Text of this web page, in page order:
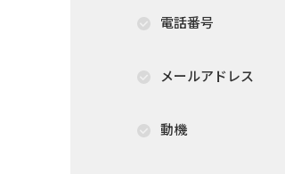
電話番号
メールアドレス
動機